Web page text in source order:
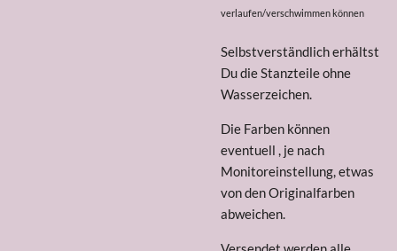
verlaufen/verschwimmen können
Selbstverständlich erhältst
Du die Stanzteile ohne
Wasserzeichen.
Die Farben können
eventuell , je nach
Monitoreinstellung, etwas
von den Originalfarben
abweichen.